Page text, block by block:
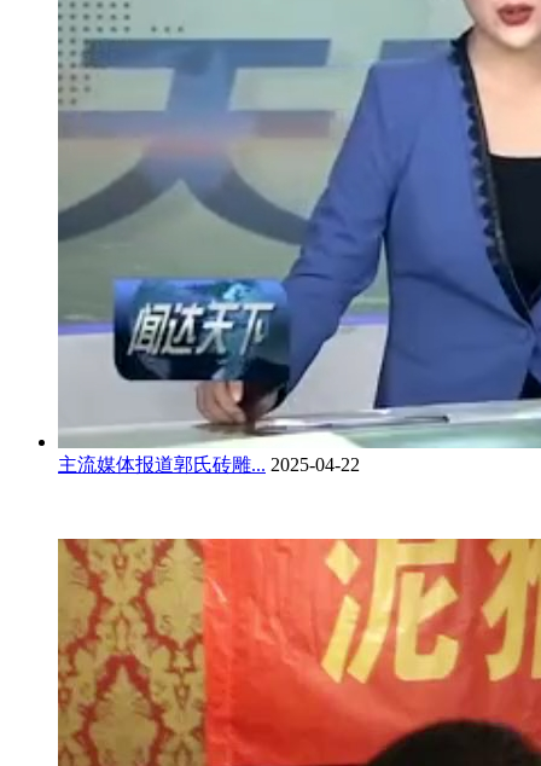
主流媒体报道郭氏砖雕... 2025-04-22